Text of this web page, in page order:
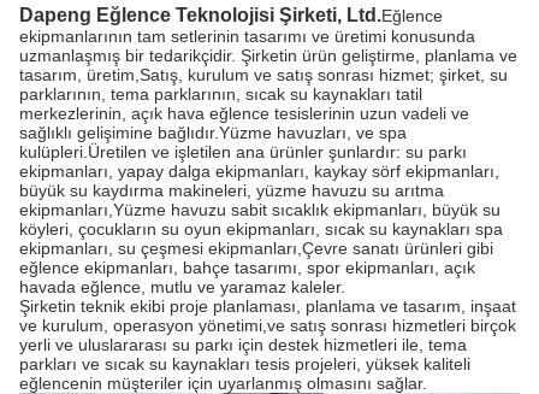
Dapeng Eğlence Teknolojisi Şirketi, Ltd.Eğlence
ekipmanlarının tam setlerinin tasarımı ve üretimi konusunda
uzmanlaşmış bir tedarikçidir. Şirketin ürün geliştirme, planlama ve
tasarım, üretim,Satış, kurulum ve satış sonrası hizmet; şirket, su
parklarının, tema parklarının, sıcak su kaynakları tatil
merkezlerinin, açık hava eğlence tesislerinin uzun vadeli ve
sağlıklı gelişimine bağlıdır.Yüzme havuzları, ve spa
kulüpleri.Üretilen ve işletilen ana ürünler şunlardır: su parkı
ekipmanları, yapay dalga ekipmanları, kaykay sörf ekipmanları,
büyük su kaydırma makineleri, yüzme havuzu su arıtma
ekipmanları,Yüzme havuzu sabit sıcaklık ekipmanları, büyük su
köyleri, çocukların su oyun ekipmanları, sıcak su kaynakları spa
ekipmanları, su çeşmesi ekipmanları,Çevre sanatı ürünleri gibi
eğlence ekipmanları, bahçe tasarımı, spor ekipmanları, açık
havada eğlence, mutlu ve yaramaz kaleler.
Şirketin teknik ekibi proje planlaması, planlama ve tasarım, inşaat
ve kurulum, operasyon yönetimi,ve satış sonrası hizmetleri birçok
yerli ve uluslararası su parkı için destek hizmetleri ile, tema
parkları ve sıcak su kaynakları tesis projeleri, yüksek kaliteli
eğlencenin müşteriler için uyarlanmış olmasını sağlar.